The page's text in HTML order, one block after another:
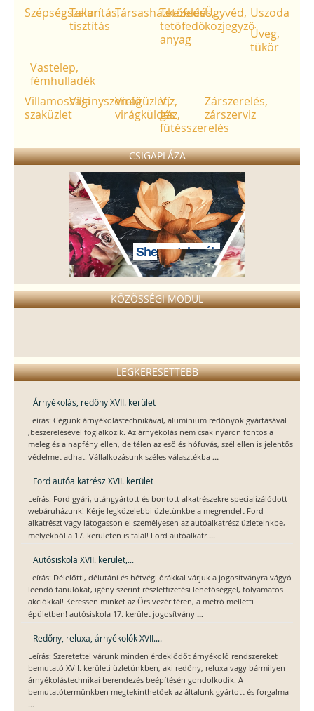
Szépségszalon
Takarítás,
tisztítás
Társasházkezelés
Tetőfedés,
tetőfedő
anyag
Ügyvéd,
közjegyzőÜveg,
tükör
Vastelep,
fémhulladék
Villamossági
szaküzlet
VillanyszerelőVirágüzlet,
virágküldés
Víz,
gáz,
fűtésszerelés
Zárszerelés,
zárszerviz
CSIGAPLÁZA
Sherpa takarók
KÖZÖSSÉGI MODUL
LEGKERESETTEBB
Árnyékolás, redőny XVII. kerület
Leírás: Cégünk árnyékolástechnikával, alumínium redőnyök gyártásával
,beszerelésével foglalkozik. Az árnyékolás nem csak nyáron fontos a
meleg és a napfény ellen, de télen az eső és hófuvás, szél ellen is jelentős
védelmet adhat. Vállalkozásunk széles választékba ...
Ford autóalkatrész XVII. kerület
Leírás: Ford gyári, utángyártott és bontott alkatrészekre specializálódott
webáruházunk! Kérje legközelebbi üzletünkbe a megrendelt Ford
alkatrészt vagy látogasson el személyesen az autóalkatrész üzleteinkbe,
melyekből a 17. kerületen is talál! Ford autóalkatr ...
Autósiskola XVII. kerület,...
Leírás: Délelőtti, délutáni és hétvégi órákkal várjuk a jogosítványra vágyó
leendő tanulókat, igény szerint részletfizetési lehetőséggel, folyamatos
akciókkal! Keressen minket az Örs vezér téren, a metró melletti
épületben! autósiskola 17. kerület jogosítvány ...
Redőny, reluxa, árnyékolók XVII....
Leírás: Szeretettel várunk minden érdeklődőt árnyékoló rendszereket
bemutató XVII. kerületi üzletünkben, aki redőny, reluxa vagy bármilyen
árnyékolástechnikai berendezés beépítésén gondolkodik. A
bemutatótermünkben megtekinthetőek az általunk gyártott és forgalma
...